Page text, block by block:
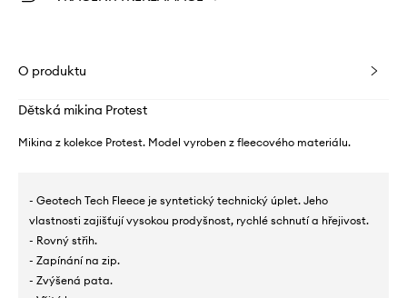
O produktu
Dětská mikina Protest
Mikina z kolekce Protest. Model vyroben z fleecového materiálu.
- Geotech Tech Fleece je syntetický technický úplet. Jeho
vlastnosti zajišťují vysokou prodyšnost, rychlé schnutí a hřejivost.
- Rovný střih.
- Zapínání na zip.
- Zvýšená pata.